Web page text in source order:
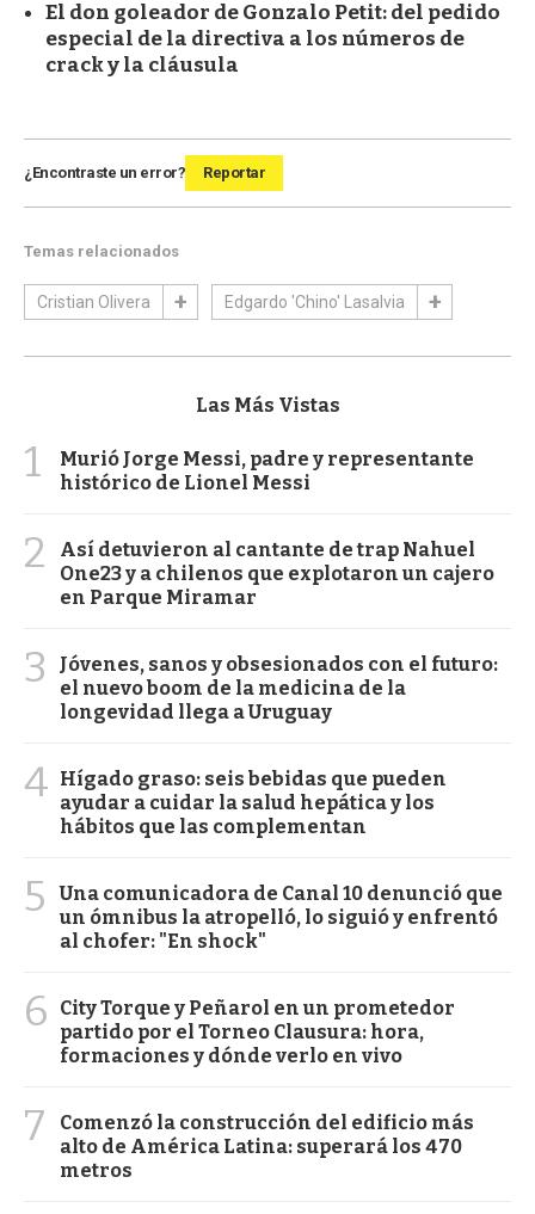
El don goleador de Gonzalo Petit: del pedido
especial de la directiva a los números de
crack y la cláusula
¿Encontraste un error? Reportar
Temas relacionados
Cristian Olivera Edgardo 'Chino' Lasalvia
Las Más Vistas
1
Murió Jorge Messi, padre y representante
histórico de Lionel Messi
2
Así detuvieron al cantante de trap Nahuel
One23 y a chilenos que explotaron un cajero
en Parque Miramar
3
Jóvenes, sanos y obsesionados con el futuro:
el nuevo boom de la medicina de la
longevidad llega a Uruguay
4 Hígado graso: seis bebidas que pueden
ayudar a cuidar la salud hepática y los
hábitos que las complementan
5
Una comunicadora de Canal 10 denunció que
un ómnibus la atropelló, lo siguió y enfrentó
al chofer: "En shock"
6
City Torque y Peñarol en un prometedor
partido por el Torneo Clausura: hora,
formaciones y dónde verlo en vivo
7
Comenzó la construcción del edificio más
alto de América Latina: superará los 470
metros